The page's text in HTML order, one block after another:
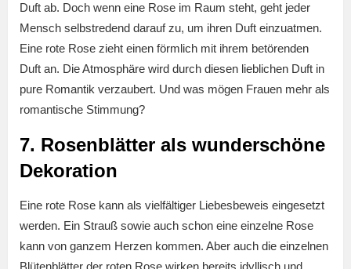
Duft ab. Doch wenn eine Rose im Raum steht, geht jeder
Mensch selbstredend darauf zu, um ihren Duft einzuatmen.
Eine rote Rose zieht einen förmlich mit ihrem betörenden
Duft an. Die Atmosphäre wird durch diesen lieblichen Duft in
pure Romantik verzaubert. Und was mögen Frauen mehr als
romantische Stimmung?
7. Rosenblätter als wunderschöne
Dekoration
Eine rote Rose kann als vielfältiger Liebesbeweis eingesetzt
werden. Ein Strauß sowie auch schon eine einzelne Rose
kann von ganzem Herzen kommen. Aber auch die einzelnen